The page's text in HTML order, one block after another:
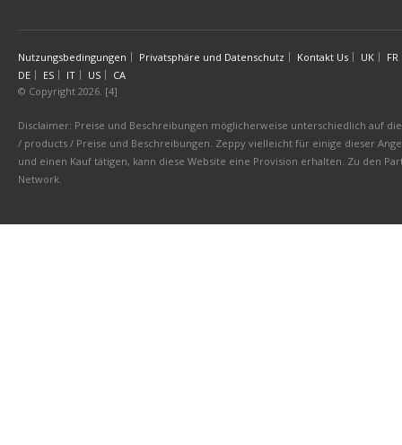
Nutzungsbedingungen Privatsphäre und Datenschutz Kontakt Us UK
FR
DE
ES IT US
CA
© Copyright 2026. [4]
Disclaimer: Preise und Beschreibungen möglicherweise unterschiedlich auf
/ products / Preise und Beschreibungen. Zeppy vielleicht für einige dieser
und einen Kauf tätigen, kann diese Website eine Provision erhalten. Zu den
Network.